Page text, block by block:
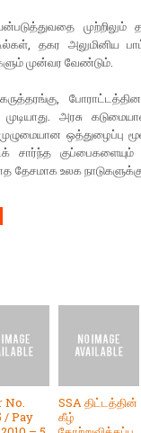
தகர அலுமினிய
முன்வர வேண்டும்.
முடியாது. அரசு
ஒத்துழைப்பு
சார்ந்த குப்பைகளையும்
தேசமாக உலக
No.
/ Pay
SSA திட்டத்தின்
கீழ்